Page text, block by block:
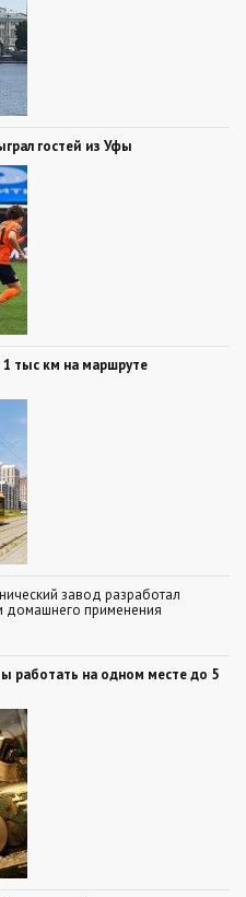
гостей из Уфы
тыс км на маршруте
завод разработал
домашнего применения
работать на одном месте до 5